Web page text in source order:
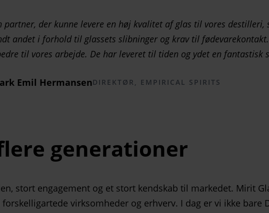
der kunne levere en høj kvalitet af glas til vores
andet i forhold til glassets slibninger og krav til
til vores arbejde. De har leveret til tiden og ydet en fantastisk
Emil HermansenDIREKTØR, EMPIRICAL SPIRITS
generationer
stort engagement og et stort kendskab til markedet. Mirit
virksomheder og erhverv. I dag er vi ikke bare